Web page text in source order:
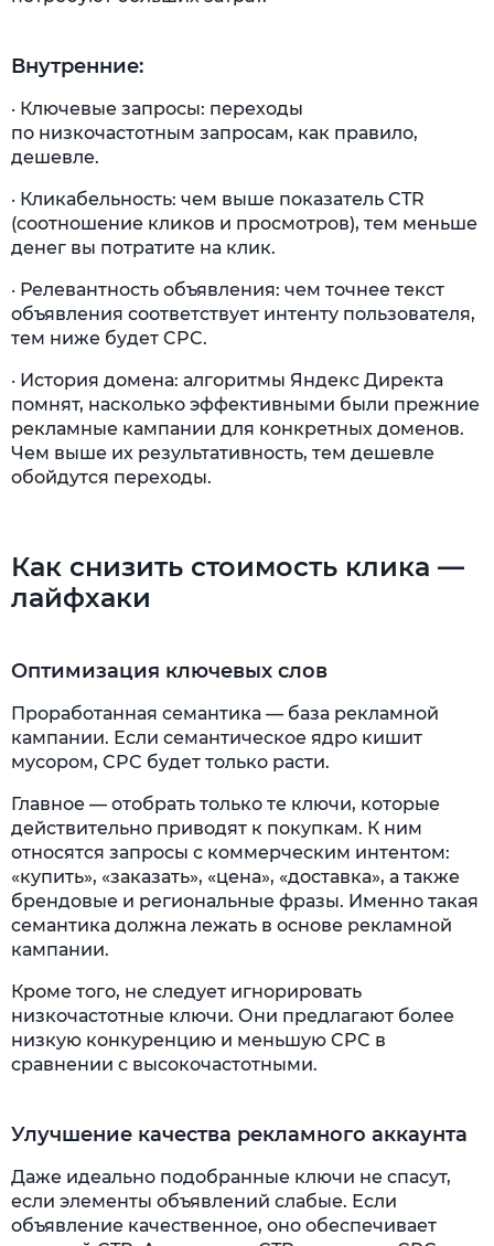
Внутренние:
· Ключевые запросы: переходы
по низкочастотным запросам, как правило,
дешевле.
· Кликабельность: чем выше показатель CTR
(соотношение кликов и просмотров), тем меньше
денег вы потратите на клик.
· Релевантность объявления: чем точнее текст
объявления соответствует интенту пользователя,
тем ниже будет CPC.
· История домена: алгоритмы Яндекс Директа
помнят, насколько эффективными были прежние
рекламные кампании для конкретных доменов.
Чем выше их результативность, тем дешевле
обойдутся переходы.
Как снизить стоимость клика —
лайфхаки
Оптимизация ключевых слов
Проработанная семантика — база рекламной
кампании. Если семантическое ядро кишит
мусором, CPC будет только расти.
Главное — отобрать только те ключи, которые
действительно приводят к покупкам. К ним
относятся запросы с коммерческим интентом:
«купить», «заказать», «цена», «доставка», а также
брендовые и региональные фразы. Именно такая
семантика должна лежать в основе рекламной
кампании.
Кроме того, не следует игнорировать
низкочастотные ключи. Они предлагают более
низкую конкуренцию и меньшую CPC в
сравнении с высокочастотными.
Улучшение качества рекламного аккаунта
Даже идеально подобранные ключи не спасут,
если элементы объявлений слабые. Если
объявление качественное, оно обеспечивает